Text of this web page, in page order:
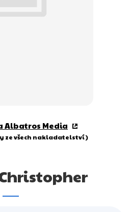
Albatros Media
ze všech nakladatelství)